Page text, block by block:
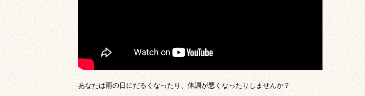
あなたは雨の日にだるくなったり、体調が悪くなったりしませんか？